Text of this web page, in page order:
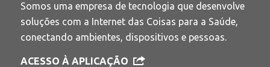
Somos uma empresa de tecnologia que desenvolve
soluções com a Internet das Coisas para a Saúde,
conectando ambientes, dispositivos e pessoas.
ACESSO À APLICAÇÃO